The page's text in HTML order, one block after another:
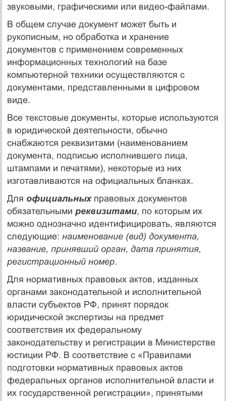
звуковыми, графическими или видео-файлами.
В общем случае документ может быть и
рукописным, но обработка и хранение
документов с применением современных
информационных технологий на базе
компьютерной техники осуществляются с
документами, представленными в цифровом
виде.
Все текстовые документы, которые используются
в юридической деятельности, обычно
снабжаются реквизитами (наименованием
документа, подписью исполнившего лица,
штампами и печатями), некоторые из них
изготавливаются на официальных бланках.
Для официальныхправовых документов
обязательными реквизитами, по которым их
можно однозначно идентифицировать, являются
следующие: наименование (вид) документа,
название, принявший орган, дата принятия,
регистрационный номер.
Для нормативных правовых актов, изданных
органами законодательной и исполнительной
власти субъектов РФ, принят порядок
юридической экспертизы на предмет
соответствия их федеральному
законодательству и регистрации в Министерстве
юстиции РФ. В соответствие с «Правилами
подготовки нормативных правовых актов
федеральных органов исполнительной власти и
их государственной регистрации», принятыми